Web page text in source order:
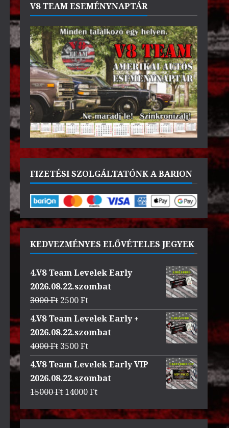
V8 TEAM ESEMÉNYNAPTÁR
FIZETÉSI SZOLGÁLTATÓNK A BARION
KEDVEZMÉNYES ELŐVÉTELES JEGYEK
4.V8 Team Levelek Early
2026.08.22.szombat
3000Ft Original
price
was:
3000 Ft.
2500FtCurrent
price
4.V8 Team Levelek Early +
2026.08.22.szombat
4000Ft Original
price
was:
4000 Ft.
3500FtCurrent
price
3500 Ft.
4.V8 Team Levelek Early VIP
2026.08.22.szombat
15000Ft Original
was:
14000FtCurrent
is: